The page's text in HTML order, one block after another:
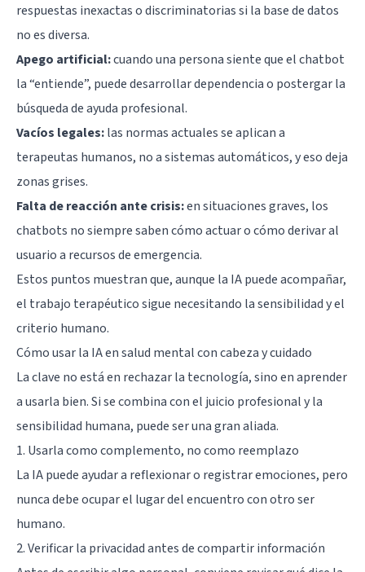
respuestas inexactas o discriminatorias si la base de datos
no es diversa.
Apego artificial:cuando una persona siente que el chatbot
la “entiende”, puede desarrollar dependencia o postergar la
búsqueda de ayuda profesional.
Vacíos legales:las normas actuales se aplican a
terapeutas humanos, no a sistemas automáticos, y eso deja
zonas grises.
Falta de reacción ante crisis:en situaciones graves, los
chatbots no siempre saben cómo actuar o cómo derivar al
usuario a recursos de emergencia.
Estos puntos muestran que, aunque la IA puede acompañar,
el trabajo terapéutico sigue necesitando la sensibilidad y el
criterio humano.
Cómo usar la IA en salud mental con cabeza y cuidado
La clave no está en rechazar la tecnología, sino en aprender
a usarla bien. Si se combina con el juicio profesional y la
sensibilidad humana, puede ser una gran aliada.
1. Usarla como complemento, no como reemplazo
La IA puede ayudar a reflexionar o registrar emociones, pero
nunca debe ocupar el lugar del encuentro con otro ser
humano.
2. Verificar la privacidad antes de compartir información